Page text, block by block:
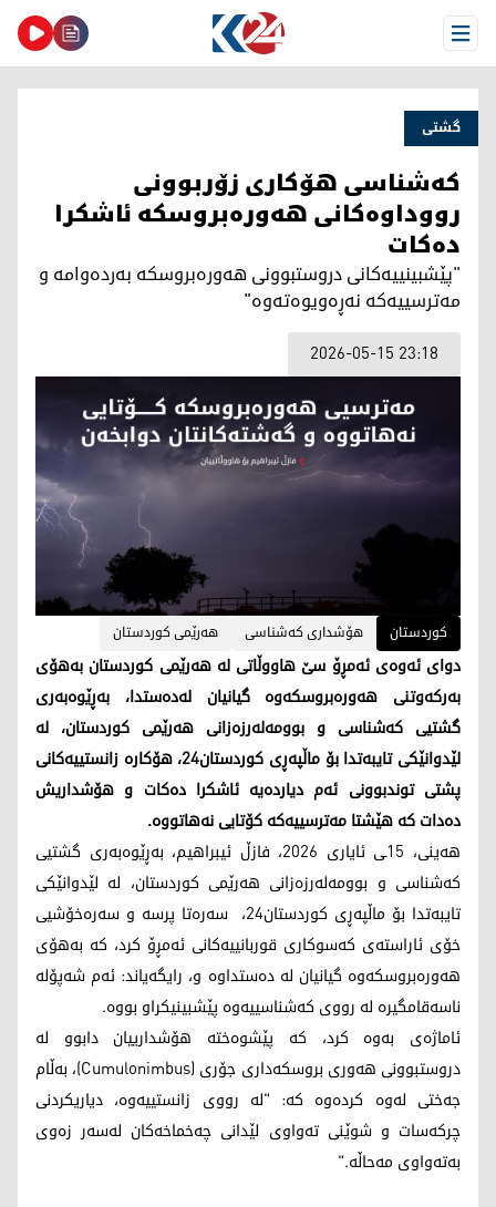
Open Menu
گشتی
کەشناسی هۆکاری زۆربوونی
رووداوەکانی هەورەبروسکە ئاشکرا
دەکات
"پێشبینییەکانی دروستبوونی هەورەبروسکە بەردەوامە و
مەترسییەکە نەڕەویوەتەوە"
2026-05-15 23:18
کوردستان هۆشداری کەشناسی هەرێمی کوردستان
دوای ئەوەی ئەمڕۆ سێ هاووڵاتی لە هەرێمی کوردستان بەهۆی
بەرکەوتنی هەورەبروسکەوە گیانیان لەدەستدا، بەڕێوەبەری
گشتیی کەشناسی و بوومەلەرزەزانی هەرێمی کوردستان، لە
لێدوانێکی تایبەتدا بۆ ماڵپەڕی کوردستان24، هۆکارە زانستییەکانی
پشتی توندبوونی ئەم دیاردەیە ئاشکرا دەکات و هۆشداریش
دەدات کە هێشتا مەترسییەکە کۆتایی نەهاتووە.
هەینی، 15ـی ئایاری 2026، فازڵ ئیبراهیم، بەڕێوەبەری گشتیی
کەشناسی و بوومەلەرزەزانی هەرێمی کوردستان، لە لێدوانێکی
تایبەتدا بۆ ماڵپەڕی کوردستان24، سەرەتا پرسە و سەرەخۆشیی
خۆی ئاراستەی کەسوکاری قوربانییەکانی ئەمڕۆ کرد، کە بەهۆی
هەورەبروسکەوە گیانیان لە دەستداوە و، رایگەیاند: ئەم شەپۆلە
ناسەقامگیرە لە رووی کەشناسییەوە پێشبینیکراو بووە.
ئاماژەی بەوە کرد، کە پێشوەختە هۆشدارییان دابوو لە
دروستبوونی هەوری بروسکەداری جۆری (Cumulonimbus)، بەڵام
جەختی لەوە کردەوە کە: "لە رووی زانستییەوە، دیاریکردنی
چرکەسات و شوێنی تەواوی لێدانی چەخماخەکان لەسەر زەوی
بەتەواوی مەحاڵە."